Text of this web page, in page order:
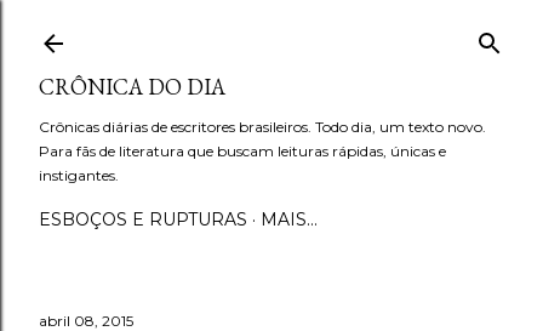
CRÔNICA DO DIA
Crônicas diárias de escritores brasileiros. Todo dia, um texto novo.
Para fãs de literatura que buscam leituras rápidas, únicas e
instigantes.
ESBOÇOS E RUPTURAS MAIS…
abril 08, 2015